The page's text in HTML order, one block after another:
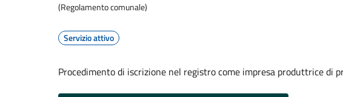
(Regolamento comunale)
Servizio attivo
Procedimento di iscrizione nel registro come impresa produttrice di